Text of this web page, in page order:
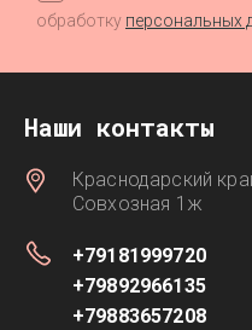
обработку персональных
Наши контакты
Краснодарский
Совхозная 1ж
+79181999720
+79892966135
+79883657208